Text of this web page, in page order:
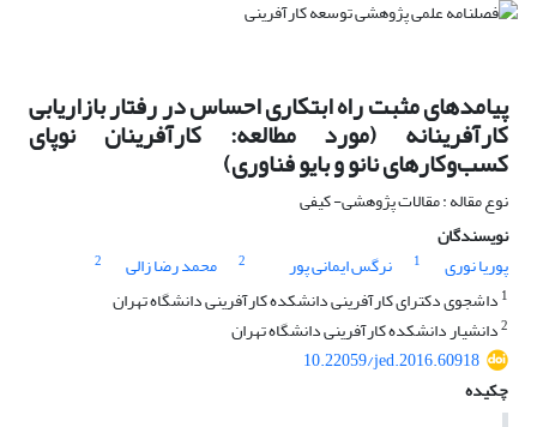
پیامدهای مثبت راه ابتکاری احساس در رفتار بازاریابی
کارآفرینانه (مورد مطالعه: کارآفرینان نوپای
کسب‌وکارهای نانو و بایو فناوری)
نوع مقاله : مقالات پژوهشی- کیفی
نویسندگان
پوریا نوری
1 نرگس ایمانی پور 2 محمد رضا زالی
2
1 داشجوی دکترای کارآفرینی دانشکده کارآفرینی دانشگاه تهران
2دانشیار دانشکده کارآفرینی دانشگاه تهران
10.22059/jed.2016.60918
چکیده